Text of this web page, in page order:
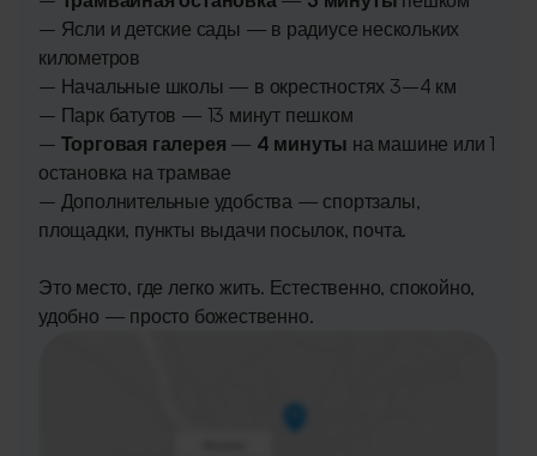
– Ясли и детские сады — в радиусе нескольких
километров
– Начальные школы — в окрестностях 3–4 км
– Парк батутов — 13 минут пешком
– Торговая галерея — 4 минуты на машине или 1
остановка на трамвае
– Дополнительные удобства — спортзалы,
площадки, пункты выдачи посылок, почта.
Это место, где легко жить. Естественно, спокойно,
удобно — просто божественно.